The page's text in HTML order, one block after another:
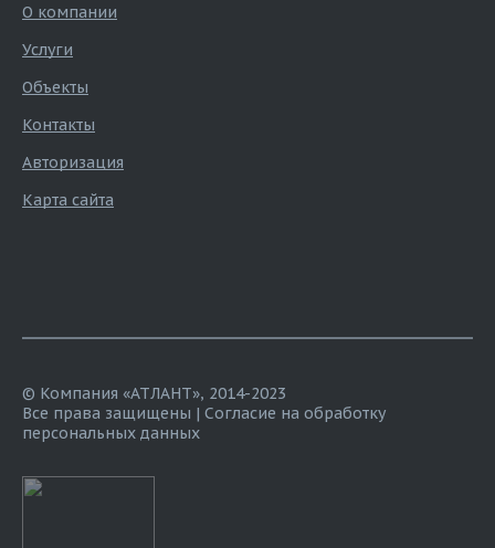
О компании
Услуги
Объекты
Контакты
Авторизация
Карта сайта
© Компания «АТЛАНТ», 2014-2023
Все права защищены | Согласие на обработку
персональных данных